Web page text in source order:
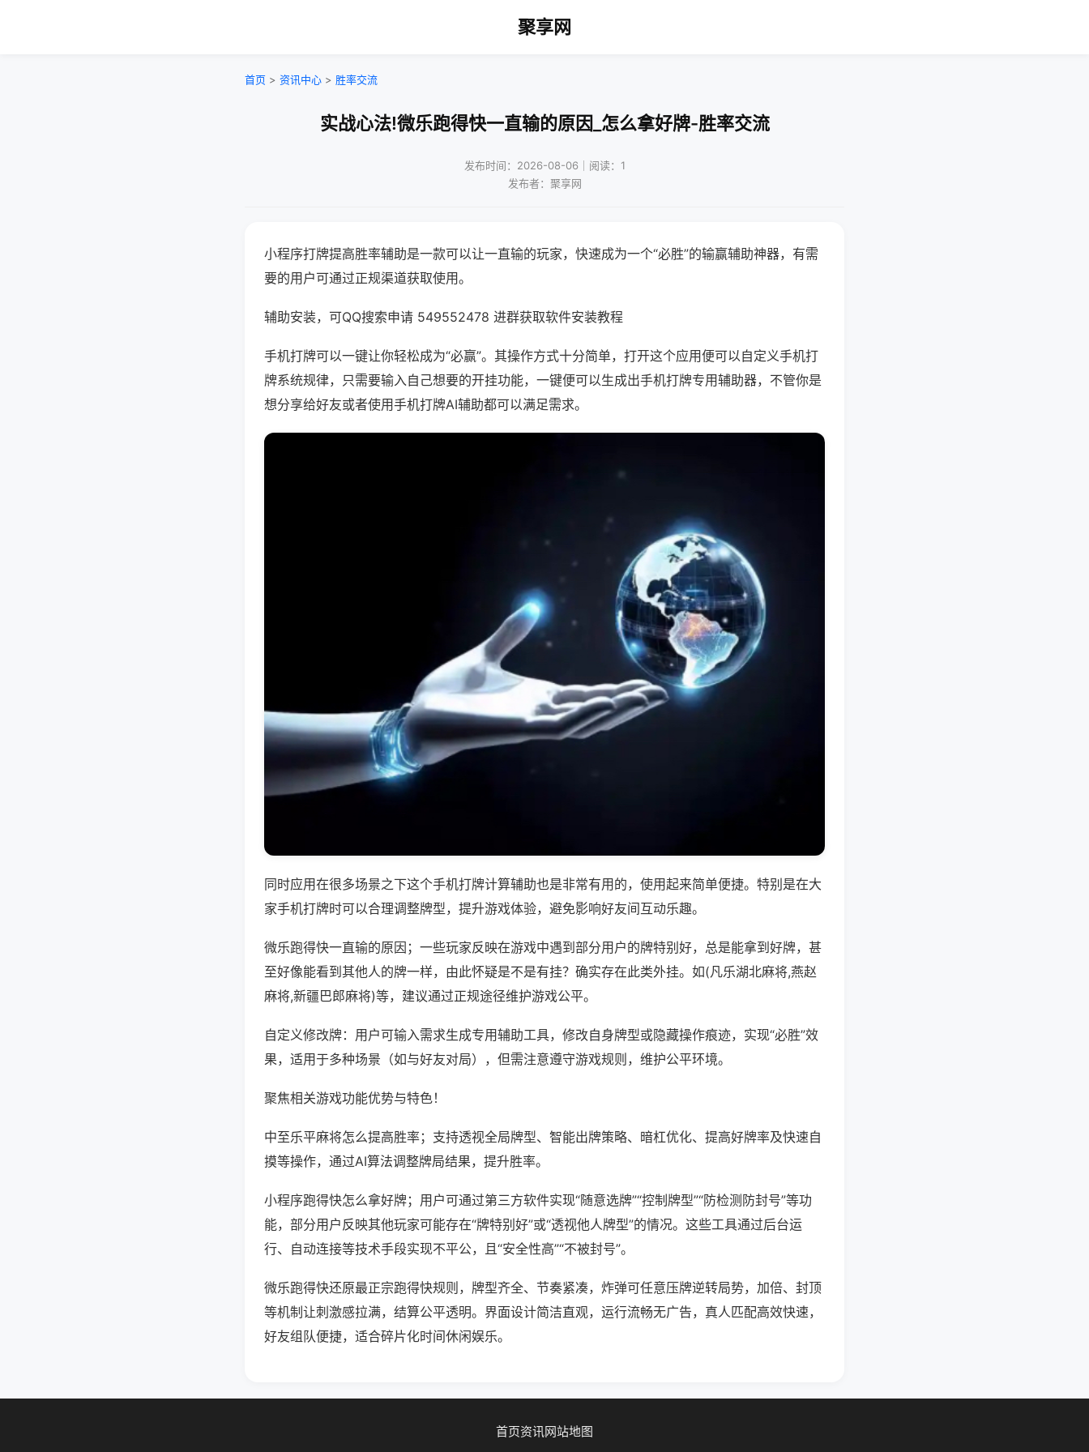
聚享网
首页 > 资讯中心 > 胜率交流
实战心法!微乐跑得快一直输的原因_怎么拿好牌-胜率交流
发布时间：2026-08-06｜阅读：1
发布者：聚享网
小程序打牌提高胜率辅助是一款可以让一直输的玩家，快速成为一个“必胜”的输赢辅助神器，有需
要的用户可通过正规渠道获取使用。
辅助安装，可QQ搜索申请 549552478 进群获取软件安装教程
手机打牌可以一键让你轻松成为“必赢”。其操作方式十分简单，打开这个应用便可以自定义手机打
牌系统规律，只需要输入自己想要的开挂功能，一键便可以生成出手机打牌专用辅助器，不管你是
想分享给好友或者使用手机打牌AI辅助都可以满足需求。
同时应用在很多场景之下这个手机打牌计算辅助也是非常有用的，使用起来简单便捷。特别是在大
家手机打牌时可以合理调整牌型，提升游戏体验，避免影响好友间互动乐趣。
微乐跑得快一直输的原因；一些玩家反映在游戏中遇到部分用户的牌特别好，总是能拿到好牌，甚
至好像能看到其他人的牌一样，由此怀疑是不是有挂？确实存在此类外挂。如(凡乐湖北麻将,燕赵
麻将,新疆巴郎麻将)等，建议通过正规途径维护游戏公平。
自定义修改牌：用户可输入需求生成专用辅助工具，修改自身牌型或隐藏操作痕迹，实现“必胜”效
果，适用于多种场景（如与好友对局），但需注意遵守游戏规则，维护公平环境。
聚焦相关游戏功能优势与特色！
中至乐平麻将怎么提高胜率；支持透视全局牌型、智能出牌策略、暗杠优化、提高好牌率及快速自
摸等操作，通过AI算法调整牌局结果，提升胜率。
小程序跑得快怎么拿好牌；用户可通过第三方软件实现“随意选牌”“控制牌型”“防检测防封号”等功
能，部分用户反映其他玩家可能存在“牌特别好”或“透视他人牌型”的情况。这些工具通过后台运
行、自动连接等技术手段实现不平公，且“安全性高”“不被封号”。
微乐跑得快还原最正宗跑得快规则，牌型齐全、节奏紧凑，炸弹可任意压牌逆转局势，加倍、封顶
等机制让刺激感拉满，结算公平透明。界面设计简洁直观，运行流畅无广告，真人匹配高效快速，
好友组队便捷，适合碎片化时间休闲娱乐。
首页资讯网站地图